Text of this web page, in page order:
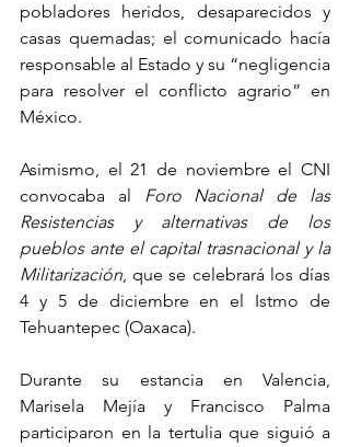
pobladores heridos, desaparecidos y
casas quemadas; el comunicado hacía
responsable al Estado y su “negligencia
para resolver el conflicto agrario” en
México.
Asimismo, el 21 de noviembre el CNI
convocaba al Foro Nacional de las
Resistencias y alternativas de los
pueblos ante el capital trasnacional y la
Militarización, que se celebrará los días
4 y 5 de diciembre en el Istmo de
Tehuantepec (Oaxaca).
Durante su estancia en Valencia,
Marisela Mejía y Francisco Palma
participaron en la tertulia que siguió a